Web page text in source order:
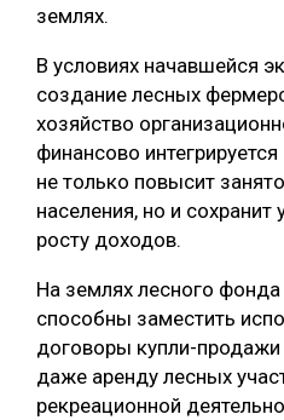
землях.
В условиях начавшейся
создание лесных
хозяйство
финансово
не только повысит
населения, но и сохранит
росту доходов.
На землях лесного
способны заместить
договоры купли-
даже аренду лесных
рекреационной